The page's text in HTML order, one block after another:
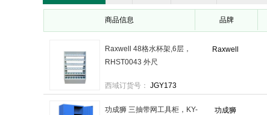
商品信息 品牌
Raxwell
Raxwell 48格水杯架,6层，
RHST0043 外尺
96mm,钢木材质 售卖规格：1
西域订货号： JGY173
功成狮
功成狮 三抽带网工具柜，KY-